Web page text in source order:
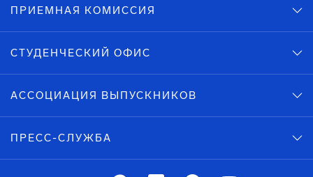
ПРИЕМНАЯ КОМИССИЯ
СТУДЕНЧЕСКИЙ ОФИС
АССОЦИАЦИЯ ВЫПУСКНИКОВ
ПРЕСС-СЛУЖБА